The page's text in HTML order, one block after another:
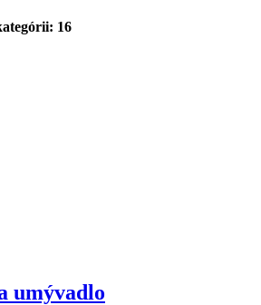
16
umývadlo